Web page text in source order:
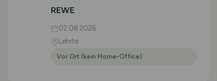
REWE
02.08.2026
Lehrte
Vor Ort (kein Home-Office)